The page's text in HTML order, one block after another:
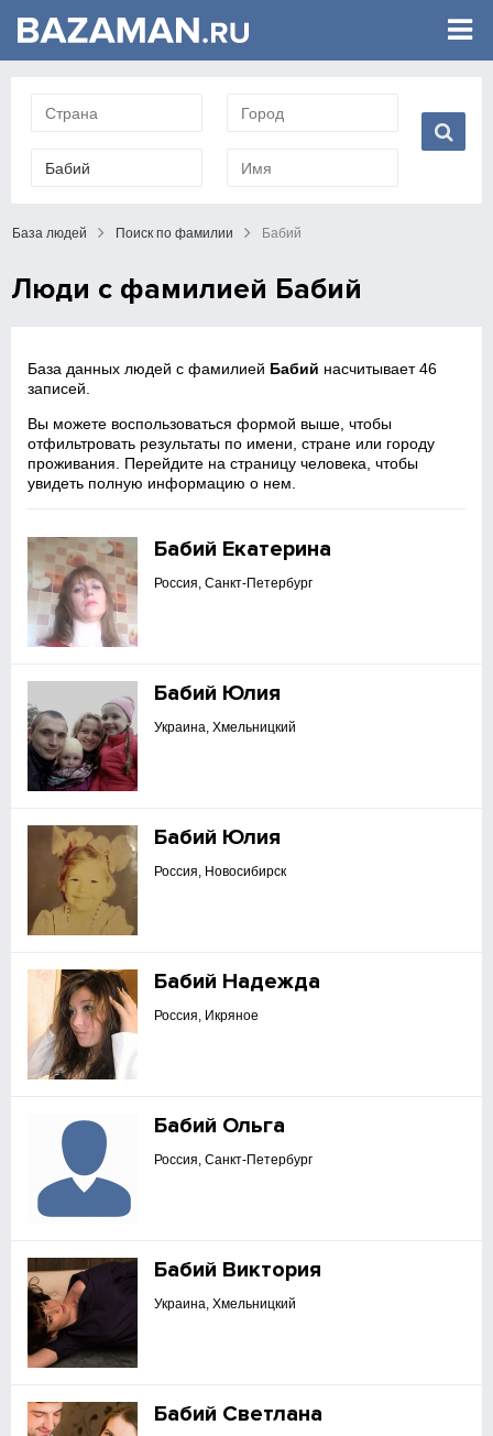
База людей Поиск по фамилии Бабий
Люди с фамилией Бабий
База данных людей с фамилией Бабий насчитывает 46
записей.
Вы можете воспользоваться формой выше, чтобы
отфильтровать результаты по имени, стране или городу
проживания. Перейдите на страницу человека, чтобы
увидеть полную информацию о нем.
Бабий Екатерина
Россия, Санкт-Петербург
Бабий Юлия
Украина, Хмельницкий
Бабий Юлия
Россия, Новосибирск
Бабий Надежда
Россия, Икряное
Бабий Ольга
Россия, Санкт-Петербург
Бабий Виктория
Украина, Хмельницкий
Бабий Светлана